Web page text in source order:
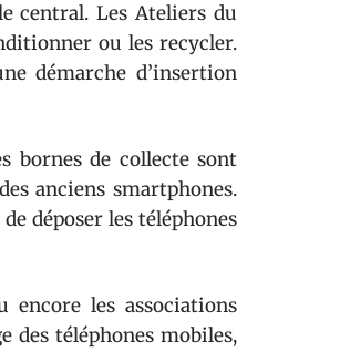
central. Les Ateliers du
ou les recycler.
démarche d’insertion
bornes de collecte sont
anciens smartphones.
déposer les téléphones
encore les associations
des téléphones mobiles,